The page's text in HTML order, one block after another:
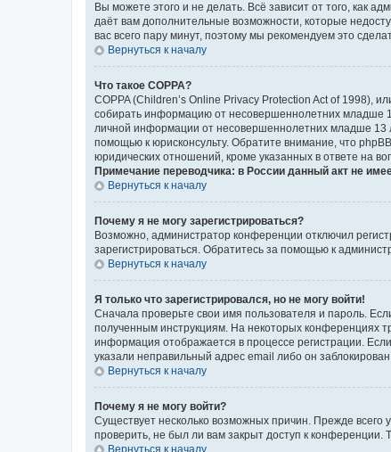
Вы можете этого и не делать. Всё зависит от того, как
даёт вам дополнительные возможности, которые
вас всего пару минут, поэтому мы рекомендуем это
Вернуться к началу
Что такое COPPA?
COPPA (Children’s Online Privacy Protection Act of 1998),
собирать информацию от несовершеннолетних младше
личной информации от несовершеннолетних младше 13
помощью к юрисконсульту. Обратите внимание, что
юридических отношений, кроме указанных в ответе на
Примечание переводчика: в России данный акт не
Вернуться к началу
Почему я не могу зарегистрироваться?
Возможно, администратор конференции отключил
зарегистрироваться. Обратитесь за помощью к
Вернуться к началу
Я только что зарегистрировался, но не могу войти!
Сначала проверьте свои имя пользователя и пароль.
полученным инструкциям. На некоторых конференциях
информация отображается в процессе регистрации.
указали неправильный адрес email либо он
Вернуться к началу
Почему я не могу войти?
Существует несколько возможных причин. Прежде
проверить, не был ли вам закрыт доступ к
Вернуться к началу